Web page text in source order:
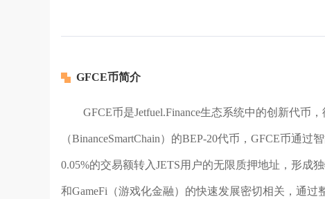
GFCE币简介
GFCE币是Jetfuel.Finance生态系统中的创新代币
（BinanceSmartChain）的BEP-20代币，GFCE币通
0.05%的交易额转入JETS用户的无限质押地址，形成
和GameFi（游戏化金融）的快速发展密切相关，通